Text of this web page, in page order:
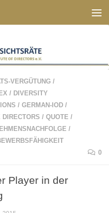
VERGÜTUNG /
/ DIVERSITY
/ GERMAN-IOD /
DIRECTORS / QUOTE /
/
0
Player in der